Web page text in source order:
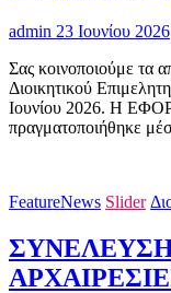
admin 23 Ιουνίου 2026
Σας κοινοποιούμε τα
Διοικητικού
Ιουνίου 2026. Η
πραγματοποιήθηκε
FeatureNews Slider